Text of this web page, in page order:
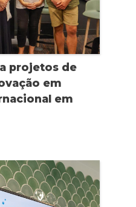
projetos de
em
em